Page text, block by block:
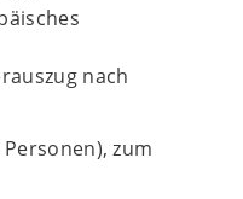
nach
zum